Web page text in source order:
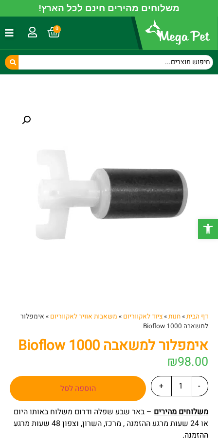
פתח סרגל נגישות
משלוחים מהירים חינם לכל הארץ!
0
דף הבית»חנות»ציוד לאקווריום » משאבות אוויר לאקווריום » אימפלור
למשאבה 1000 Bioflow
אימפלור למשאבה 1000 Bioflow
₪98.00
-
+
הוספה לסל
משלוחים מהירים – באר שבע שפלה ודרום משלוח באותו היום
או 24 שעות מרגע ההזמנה , מרכז, השרון, וצפון 48 שעות מרגע
ההזמנה.